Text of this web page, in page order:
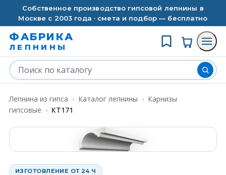
Собственное производство гипсовой лепнины в
Москве с 2003 года · смета и подбор — бесплатно
ФАБРИКА
ЛЕПНИНЫ
Лепнина из гипса › Каталог лепнины › Карнизы
гипсовые › КT171
ИЗГОТОВЛЕНИЕ ОТ 24 Ч